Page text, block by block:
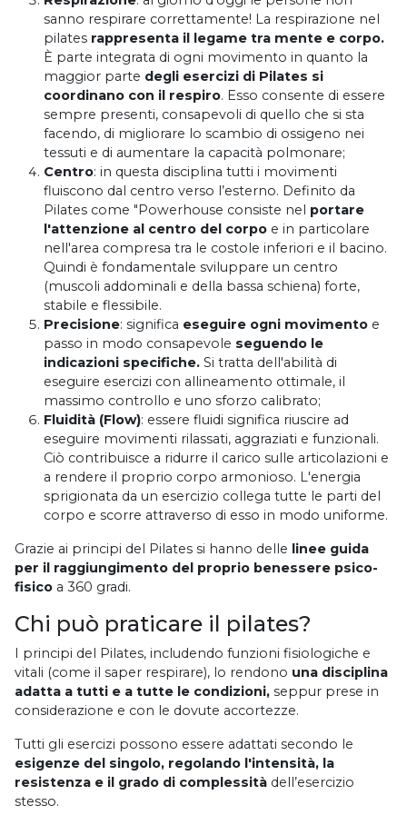
sanno respirare correttamente! La respirazione nel
pilates rappresenta il legame tra mente e corpo.
È parte integrata di ogni movimento in quanto la
maggior parte degli esercizi di Pilates si
coordinano con il respiro. Esso consente di essere
sempre presenti, consapevoli di quello che si sta
facendo, di migliorare lo scambio di ossigeno nei
tessuti e di aumentare la capacità polmonare;
Centro: in questa disciplina tutti i movimenti
fluiscono dal centro verso l’esterno. Definito da
Pilates come "Powerhouse consiste nel portare
l'attenzione al centro del corpo e in particolare
nell'area compresa tra le costole inferiori e il bacino.
Quindi è fondamentale sviluppare un centro
(muscoli addominali e della bassa schiena) forte,
stabile e flessibile.
Precisione: significa eseguire ogni movimento e
passo in modo consapevole seguendo le
indicazioni specifiche. Si tratta dell'abilità di
eseguire esercizi con allineamento ottimale, il
massimo controllo e uno sforzo calibrato;
Fluidità (Flow): essere fluidi significa riuscire ad
eseguire movimenti rilassati, aggraziati e funzionali.
Ciò contribuisce a ridurre il carico sulle articolazioni e
a rendere il proprio corpo armonioso. L'energia
sprigionata da un esercizio collega tutte le parti del
corpo e scorre attraverso di esso in modo uniforme.
Grazie ai principi del Pilates si hanno delle linee guida
per il raggiungimento del proprio benessere psico-
fisico a 360 gradi.
Chi può praticare il pilates?
I principi del Pilates, includendo funzioni fisiologiche e
vitali (come il saper respirare), lo rendono una disciplina
adatta a tutti e a tutte le condizioni, seppur prese in
considerazione e con le dovute accortezze.
Tutti gli esercizi possono essere adattati secondo le
esigenze del singolo, regolando l'intensità, la
resistenza e il grado di complessità dell’esercizio
stesso.